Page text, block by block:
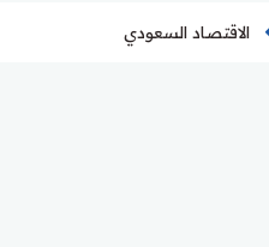
الاقتصاد السعودي